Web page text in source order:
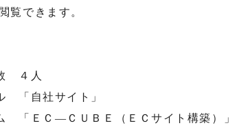
覧できます。
４人
「自社サイト」
「ＥＣ―ＣＵＢＥ（ＥＣサイト構築）」